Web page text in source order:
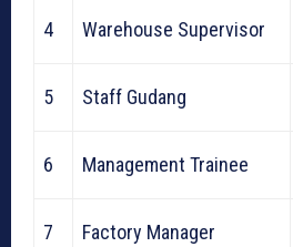
4 Warehouse Supervisor
5 Staff Gudang
6 Management Trainee
7 Factory Manager